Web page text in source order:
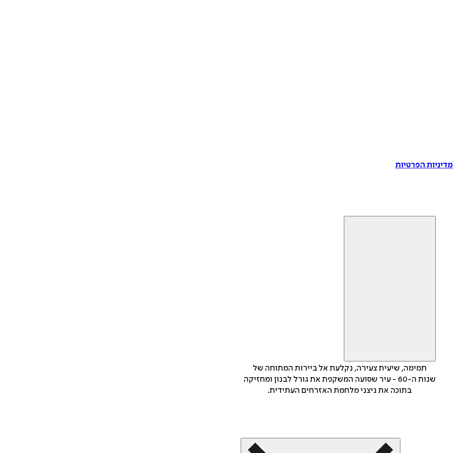
הפרטיות
תמימה, שיעית צעירה, נקלעת אל ביירות המתוחה של
שנות ה-60 - עיר שסועה המשקפת את גורל לבנון ומחזיקה
בתוכה את ניצני מלחמת האזרחים העתידית.